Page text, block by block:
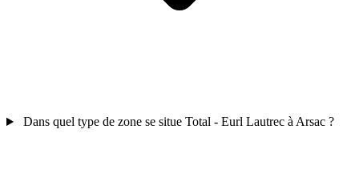
Dans quel type de zone se situe Total - Eurl Lautrec à Arsac ?